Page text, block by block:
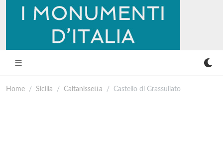
Home Sicilia Caltanissetta Castello di Grassuliato